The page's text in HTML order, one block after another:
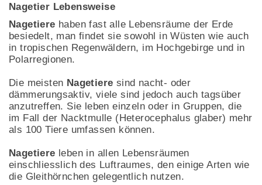
Nagetier Lebensweise
Nagetiere haben fast alle Lebensräume der Erde
besiedelt, man findet sie sowohl in Wüsten wie auch
in tropischen Regenwäldern, im Hochgebirge und in
Polarregionen.
Die meisten Nagetiere sind nacht- oder
dämmerungsaktiv, viele sind jedoch auch tagsüber
anzutreffen. Sie leben einzeln oder in Gruppen, die
im Fall der Nacktmulle (Heterocephalus glaber) mehr
als 100 Tiere umfassen können.
Nagetiere leben in allen Lebensräumen
einschliesslich des Luftraumes, den einige Arten wie
die Gleithörnchen gelegentlich nutzen.